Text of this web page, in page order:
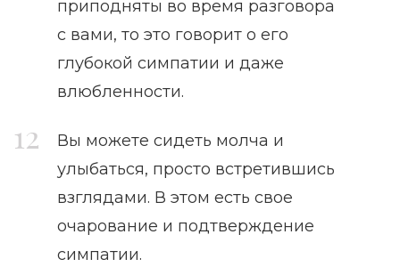
приподняты во время разговора
с вами, то это говорит о его
глубокой симпатии и даже
влюбленности.
Вы можете сидеть молча и
улыбаться, просто встретившись
взглядами. В этом есть свое
очарование и подтверждение
симпатии.